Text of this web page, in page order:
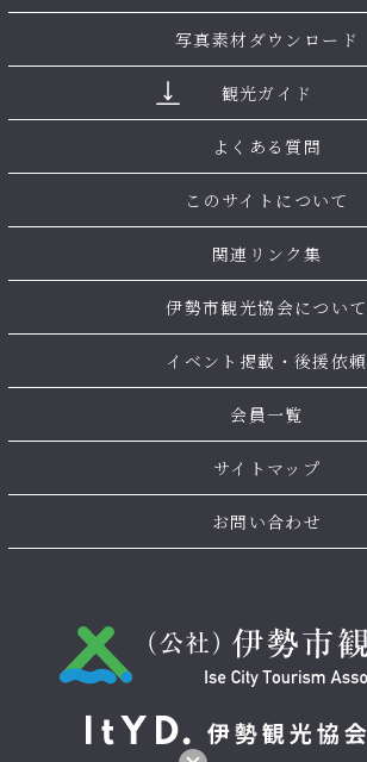
写真素材ダウンロード
観光ガイド
よくある質問
このサイトについて
関連リンク集
伊勢市観光協会について
イベント掲載・後援依頼
会員一覧
サイトマップ
お問い合わせ